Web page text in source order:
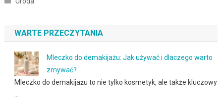
WARTE PRZECZYTANIA
Mleczko do demakijażu: Jak używać i dlaczego warto
zmywać?
Mleczko do demakijażu to nie tylko kosmetyk, ale także kluczowy